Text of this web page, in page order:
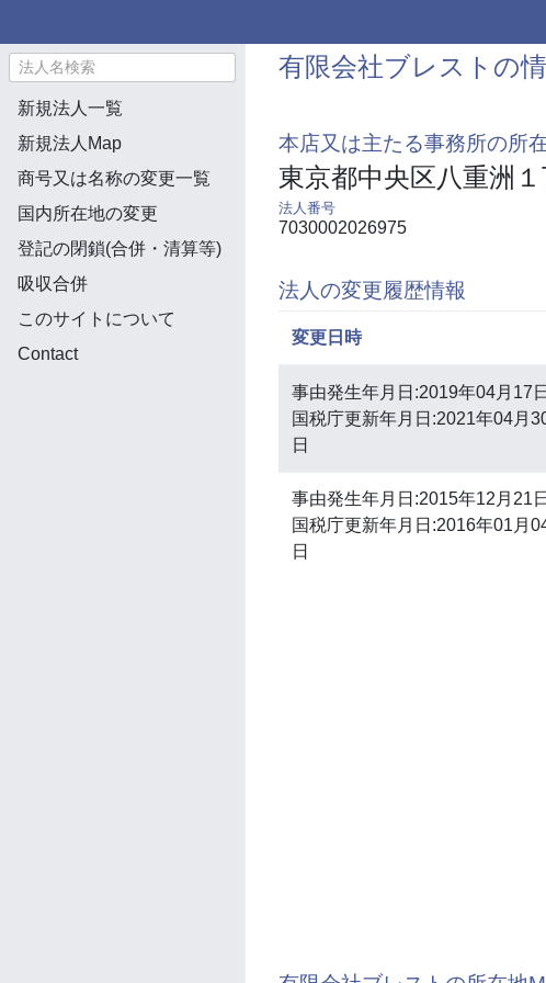
新規法人一覧
新規法人Map
商号又は名称の変更一覧
国内所在地の変更
登記の閉鎖(合併・清算等)
吸収合併
このサイトについて
Contact
有限会社ブレストの
本店又は主たる事務所の所
東京都中央区八重洲
法人番号
7030002026975
法人の変更履歴情報
変更日時
事由発生年月日:2019年04月17日
国税庁更新年月日:2021年04月
日
事由発生年月日:2015年12月21日
国税庁更新年月日:2016年01月
日